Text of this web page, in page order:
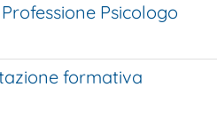
Psicologo
formativa